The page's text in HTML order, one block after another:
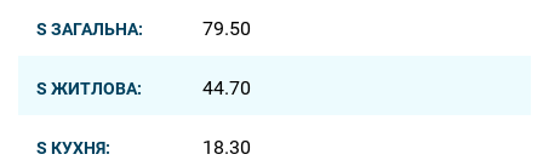
S ЗАГАЛЬНА: 79.50
S ЖИТЛОВА: 44.70
S КУХНЯ: 18.30